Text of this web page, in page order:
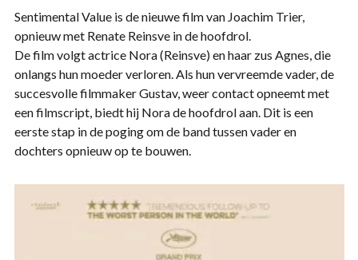
Sentimental Value is de nieuwe film van Joachim Trier,
opnieuw met Renate Reinsve in de hoofdrol.
De film volgt actrice Nora (Reinsve) en haar zus Agnes, die
onlangs hun moeder verloren. Als hun vervreemde vader, de
succesvolle filmmaker Gustav, weer contact opneemt met
een filmscript, biedt hij Nora de hoofdrol aan. Dit is een
eerste stap in de poging om de band tussen vader en
dochters opnieuw op te bouwen.